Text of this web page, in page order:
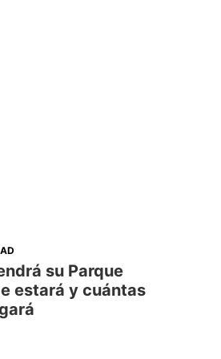
su Parque
estará y cuántas